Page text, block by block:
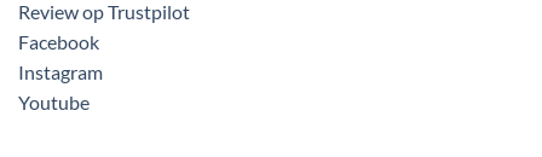
Review op Trustpilot
Facebook
Instagram
Youtube